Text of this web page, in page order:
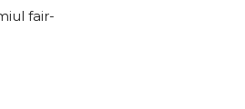
fair-